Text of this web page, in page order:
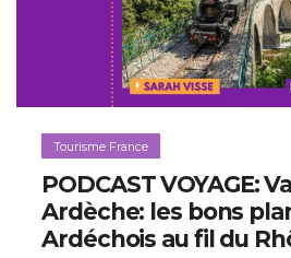
Tourisme France
PODCAST VOYAGE:
Ardèche: les bons
Ardéchois au fil du